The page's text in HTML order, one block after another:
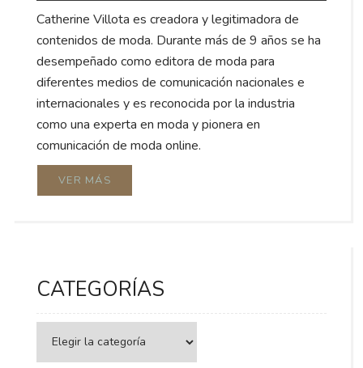
Catherine Villota es creadora y legitimadora de
contenidos de moda. Durante más de 9 años se ha
desempeñado como editora de moda para
diferentes medios de comunicación nacionales e
internacionales y es reconocida por la industria
como una experta en moda y pionera en
comunicación de moda online.
VER MÁS
CATEGORÍAS